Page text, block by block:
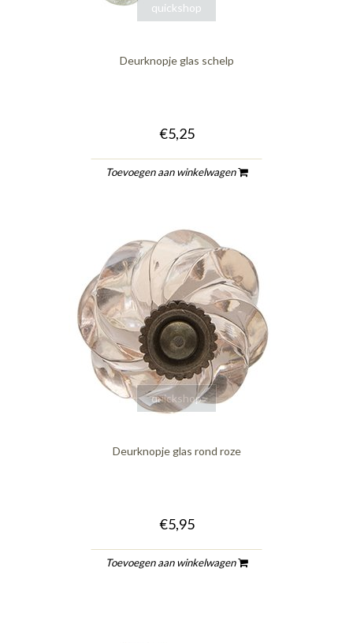
quickshop
Deurknopje glas schelp
€5,25
Toevoegen aan winkelwagen
quickshop
Deurknopje glas rond roze
€5,95
Toevoegen aan winkelwagen